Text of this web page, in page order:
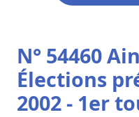
N° 54460
Élections
2002 - 1er